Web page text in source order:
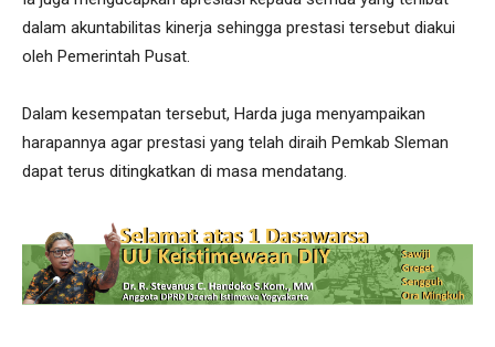
dalam akuntabilitas kinerja sehingga prestasi tersebut diakui
oleh Pemerintah Pusat.
Dalam kesempatan tersebut, Harda juga menyampaikan
harapannya agar prestasi yang telah diraih Pemkab Sleman
dapat terus ditingkatkan di masa mendatang.